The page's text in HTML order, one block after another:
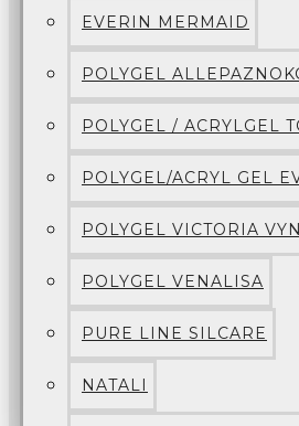
EVERIN MERMAID
POLYGEL
POLYGEL / ACRYLGEL
POLYGEL/ACRYL GEL
POLYGEL VICTORIA
POLYGEL VENALISA
PURE LINE SILCARE
NATALI